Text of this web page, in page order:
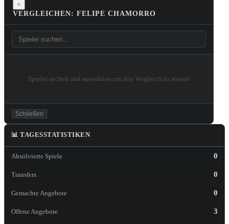
×
VERGLEICHEN: FELIPE CHAMORRO
Spieler suchen und auswählen um den Vergleich zu starten
Schließen
📊 TAGESSTATISTIKEN
Absolvierte Spiele 0
Transfers 0
Gemachte Angebote 0
Offene Angebote 3